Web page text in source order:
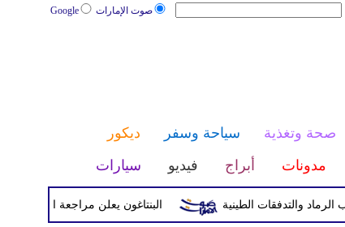
صوت الإمارات Google
صحة وتغذية سياحة وسفر
ديكور
مدونات أبراج فيديو سيارات
البنتاغون يعلن مراجعة التواجد العسكري